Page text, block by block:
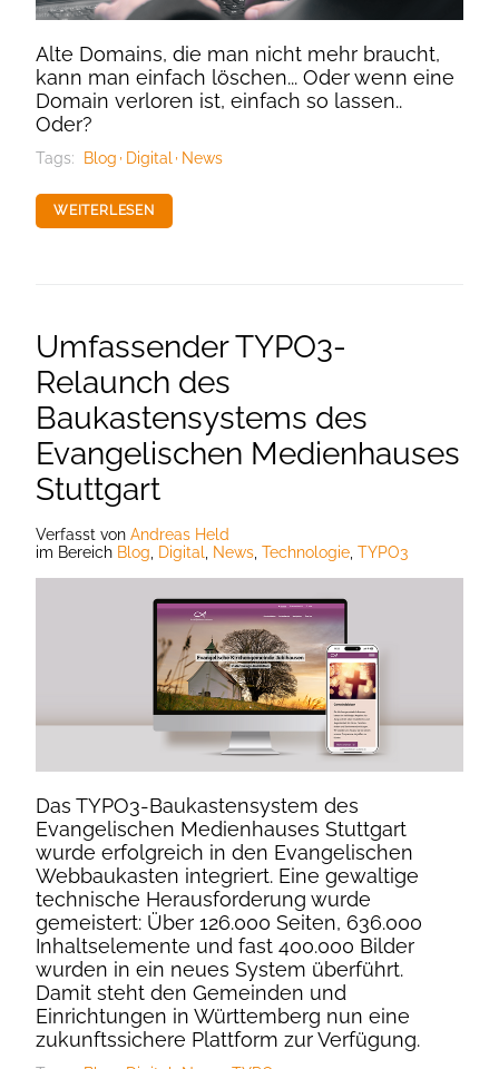
Alte Domains, die man nicht mehr braucht,
kann man einfach löschen... Oder wenn eine
Domain verloren ist, einfach so lassen..
Oder?
Tags: Blog Digital News
WEITERLESEN
Umfassender TYPO3-
Relaunch des
Baukastensystems des
Evangelischen Medienhauses
Stuttgart
Verfasst von Andreas Held
im Bereich Blog Digital News Technologie TYPO3
Das TYPO3-Baukastensystem des
Evangelischen Medienhauses Stuttgart
wurde erfolgreich in den Evangelischen
Webbaukasten integriert. Eine gewaltige
technische Herausforderung wurde
gemeistert: Über 126.000 Seiten, 636.000
Inhaltselemente und fast 400.000 Bilder
wurden in ein neues System überführt.
Damit steht den Gemeinden und
Einrichtungen in Württemberg nun eine
zukunftssichere Plattform zur Verfügung.